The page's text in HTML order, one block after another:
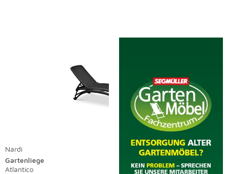
Nardi
Gartenliege
Atlantico